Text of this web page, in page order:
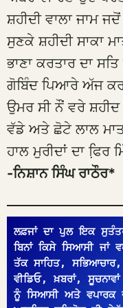
ਸ਼ਹੀਦੀ ਵਾਲਾ ਜਾਮ
ਸੁਣਕੇ ਸ਼ਹੀਦੀ ਸਾਕਾ
ਭਾਣਾ ਕਰਤਾਰ ਦਾ
ਗੋਬਿੰਦ ਪਿਆਰੇ ਅੱਜ
ਉਮਰ ਸੀ ਨੌਂ ਵਰੇ
ਵੱਡੇ ਅਤੇ ਛੋਟੇ ਲਾਲ
ਹਾਲ ਮੁਰੀਦਾਂ ਦਾ
-ਨਿਸ਼ਾਨ ਸਿੰਘ ਰਾਠੌਰ*
ਲਫ਼ਜਾਂ ਦਾ ਪੁਲ ਇਕ
ਬਿਨਾਂ ਕਿਸੇ ਸਿਆਸੀ ਜਾਂ
ਤੱਕ ਸਾਹਿਤ,
ਵੀਡਿਓ, ਖ਼ਬਰਾਂ,
ਨੂੰ ਸਿਆਸੀ ਅਤੇ